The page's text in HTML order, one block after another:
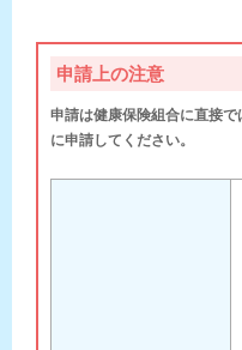
申請上の注意
申請は健康保険組合に直接
に申請してください。